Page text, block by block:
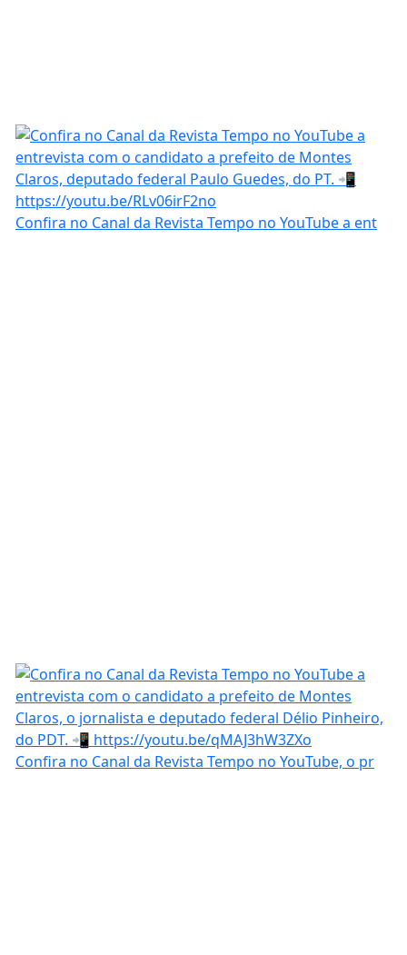
Confira no Canal da Revista Tempo no YouTube a ent
Confira no Canal da Revista Tempo no YouTube, o pr